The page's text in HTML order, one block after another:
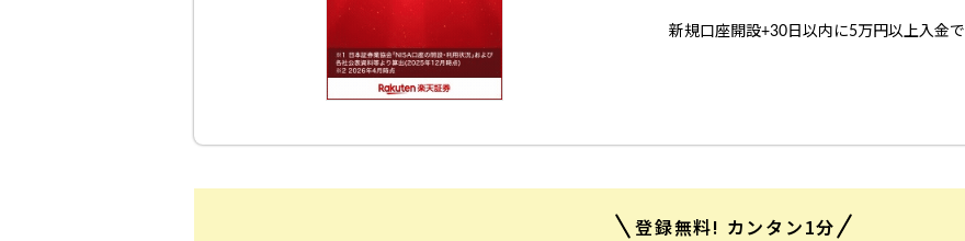
新規口座開設+30日以内に5万円以上入金で
登録無料! カンタン1分